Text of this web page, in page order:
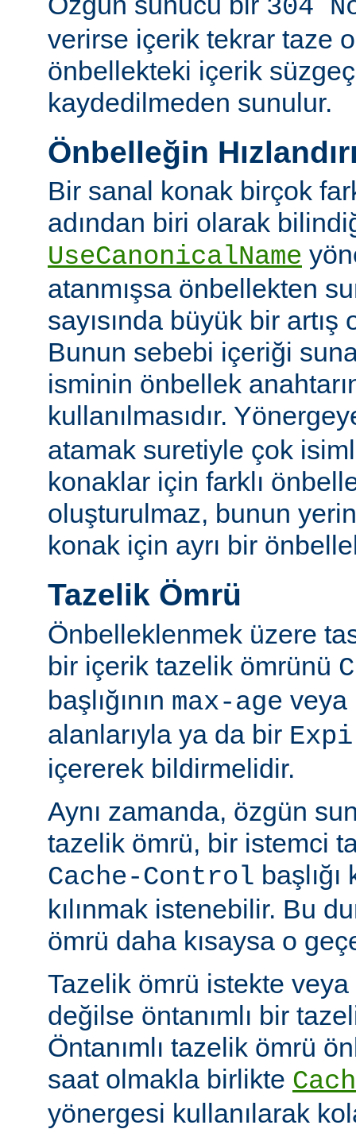
304
verirse içerik tekrar taze
önbellekteki içerik
kaydedilmeden sunulur.
Önbelleğin
Bir sanal konak birçok
adından biri olarak
UseCanonicalName
atanmışsa önbellekten
sayısında büyük bir
Bunun sebebi içeriği
isminin önbellek
kullanılmasıdır.
atamak suretiyle çok
konaklar için farklı
oluşturulmaz, bunun
konak için ayrı bir
Tazelik Ömrü
Önbelleklenmek üzere
bir içerik tazelik ömrünü
başlığının max-age veya
alanlarıyla ya da bir
içererek bildirmelidir.
Aynı zamanda, özgün
tazelik ömrü, bir istemci
Cache-Control
kılınmak istenebilir. Bu
ömrü daha kısaysa o
Tazelik ömrü istekte veya
değilse öntanımlı bir
Öntanımlı tazelik ömrü
saat olmakla birlikte
yönergesi kullanılarak